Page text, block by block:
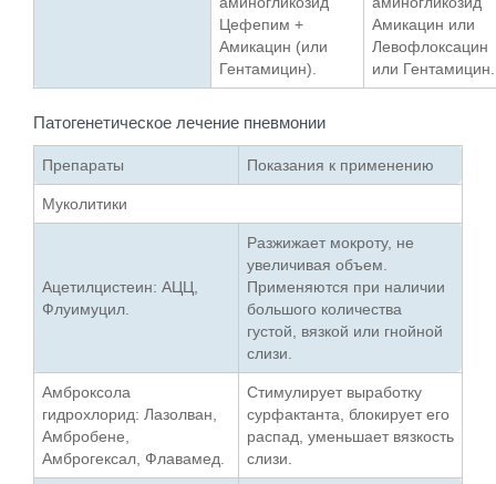
Цефепим +
Амикацин (или
Гентамицин).
Амикацин или
Левофлоксацин
или Гентамицин.
Патогенетическое лечение пневмонии
Препараты Показания к применению
Муколитики
Ацетилцистеин: АЦЦ,
Флуимуцил.
Разжижает мокроту, не
увеличивая объем.
Применяются при наличии
большого количества
густой, вязкой или гнойной
слизи.
Амброксола
гидрохлорид: Лазолван,
Амбробене,
Амброгексал, Флавамед.
Стимулирует выработку
сурфактанта, блокирует его
распад, уменьшает вязкость
слизи.